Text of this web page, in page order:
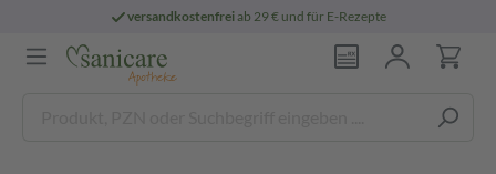
versandkostenfreiab 29 € und für E-Rezepte